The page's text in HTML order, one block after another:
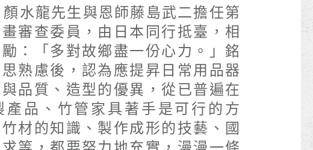
龍先生與恩師藤島武二擔任第
審查委員，由日本同行抵臺，相
：「多對故鄉盡一份心力。」銘
熟慮後，認為應提昇日常用品器
品質、造型的優異，從已普遍在
產品、竹管家具著手是可行的方
材的知識、製作成形的技藝、國